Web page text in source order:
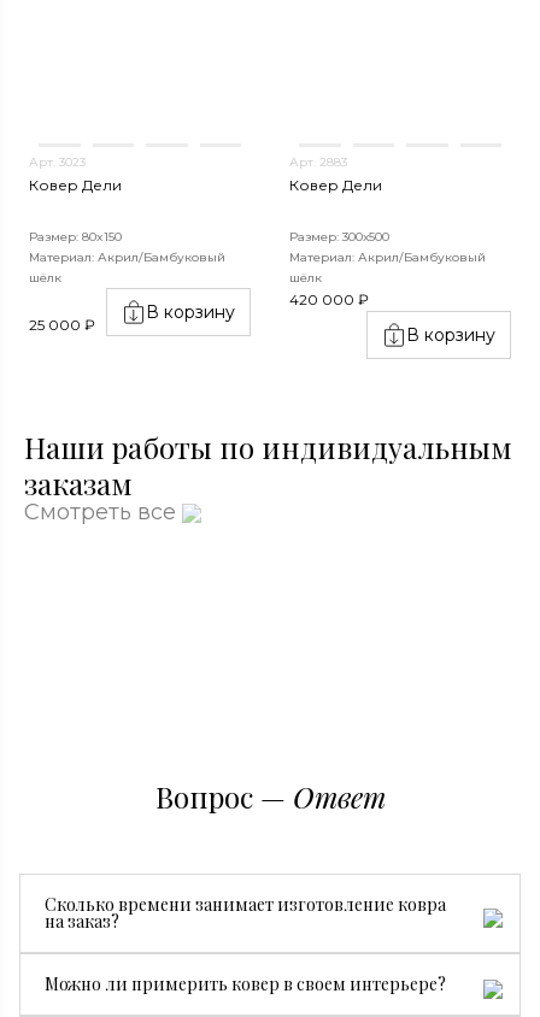
Арт. 3023
Ковер Дели
Размер: 80x150
Материал: Акрил/Бамбуковый
шёлк
25 000 ₽
В корзину
Арт. 2883
Ковер Дели
Размер: 300х500
Материал: Акрил/Бамбуковый
шёлк
420 000 ₽
В корзину
Наши работы по индивидуальным
заказам
Смотреть все
Вопрос — Ответ
Сколько времени занимает изготовление ковра
на заказ?
производства. В среднем изготовление занимает от 3
Можно ли примерить ковер в своем интерьере?